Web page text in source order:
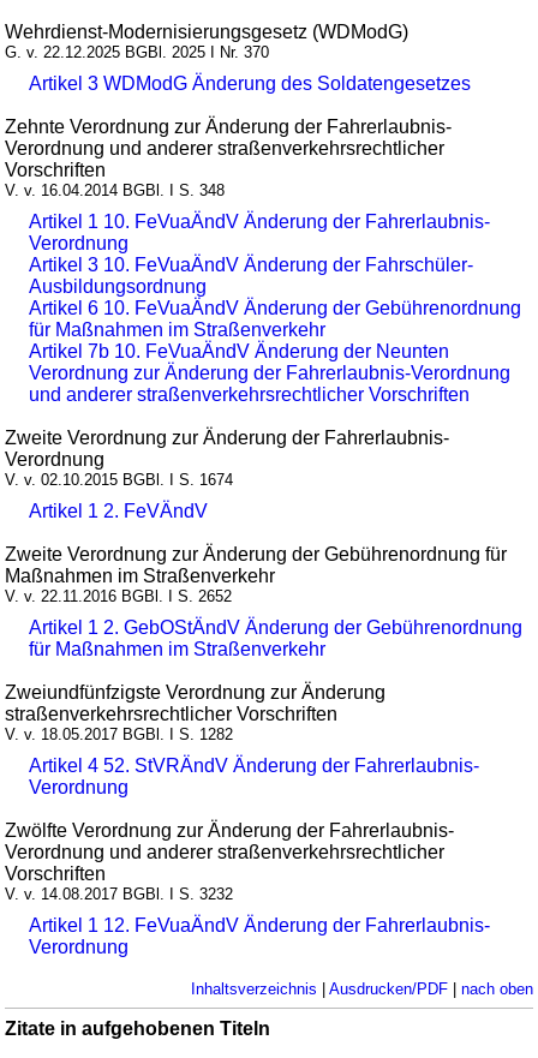
Wehrdienst-Modernisierungsgesetz (WDModG)
G. v. 22.12.2025 BGBl. 2025 I Nr. 370
Artikel 3 WDModG Änderung des Soldatengesetzes
Zehnte Verordnung zur Änderung der Fahrerlaubnis-
Verordnung und anderer straßenverkehrsrechtlicher
Vorschriften
V. v. 16.04.2014 BGBl. I S. 348
Artikel 1 10. FeVuaÄndV Änderung der Fahrerlaubnis-
Verordnung
Artikel 3 10. FeVuaÄndV Änderung der Fahrschüler-
Ausbildungsordnung
Artikel 6 10. FeVuaÄndV Änderung der Gebührenordnung
für Maßnahmen im Straßenverkehr
Artikel 7b 10. FeVuaÄndV Änderung der Neunten
Verordnung zur Änderung der Fahrerlaubnis-Verordnung
und anderer straßenverkehrsrechtlicher Vorschriften
Zweite Verordnung zur Änderung der Fahrerlaubnis-
Verordnung
V. v. 02.10.2015 BGBl. I S. 1674
Artikel 1 2. FeVÄndV
Zweite Verordnung zur Änderung der Gebührenordnung für
Maßnahmen im Straßenverkehr
V. v. 22.11.2016 BGBl. I S. 2652
Artikel 1 2. GebOStÄndV Änderung der Gebührenordnung
für Maßnahmen im Straßenverkehr
Zweiundfünfzigste Verordnung zur Änderung
straßenverkehrsrechtlicher Vorschriften
V. v. 18.05.2017 BGBl. I S. 1282
Artikel 4 52. StVRÄndV Änderung der Fahrerlaubnis-
Verordnung
Zwölfte Verordnung zur Änderung der Fahrerlaubnis-
Verordnung und anderer straßenverkehrsrechtlicher
Vorschriften
V. v. 14.08.2017 BGBl. I S. 3232
Artikel 1 12. FeVuaÄndV Änderung der Fahrerlaubnis-
Verordnung
Inhaltsverzeichnis | Ausdrucken/PDF| nach oben
Zitate in aufgehobenen Titeln